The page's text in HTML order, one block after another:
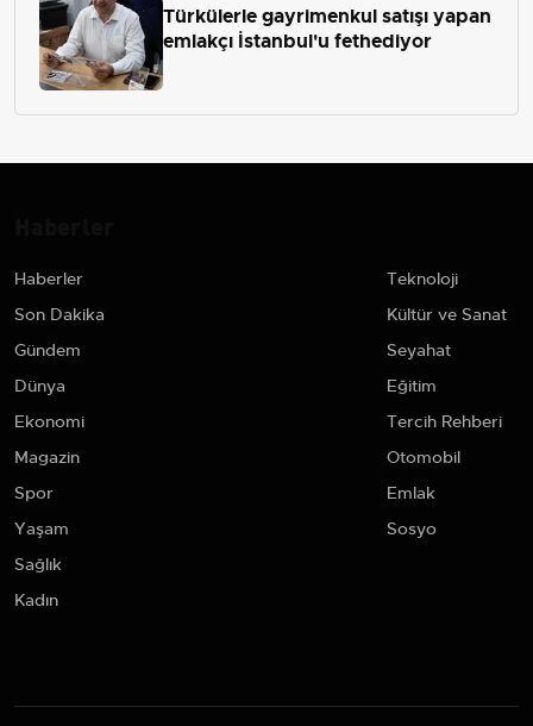
Türkülerle gayrimenkul satışı yapan
emlakçı İstanbul'u fethediyor
Haberler
Son Dakika
Gündem
Dünya
Ekonomi
Magazin
Spor
Yaşam
Sağlık
Kadın
Teknoloji
Kültür ve Sanat
Seyahat
Eğitim
Tercih Rehberi
Otomobil
Emlak
Sosyo